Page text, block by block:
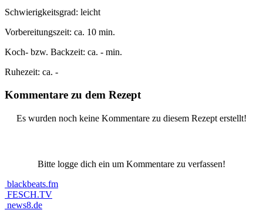
Schwierigkeitsgrad: leicht
Vorbereitungszeit: ca. 10 min.
Koch- bzw. Backzeit: ca. - min.
Ruhezeit: ca. -
Kommentare zu dem Rezept
Es wurden noch keine Kommentare zu diesem Rezept erstellt!
Bitte logge dich ein um Kommentare zu verfassen!
blackbeats.fm
FESCH.TV
news8.de